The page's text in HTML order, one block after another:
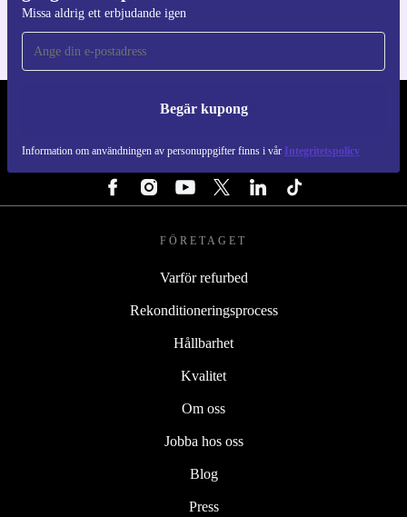
Missa aldrig ett erbjudande igen
Begär kupong
Information om användningen av personuppgifter finns i vår Integritetspolicy
REFURBED SVERIGE - RETHINK NEW.
FÖLJ OSS
FÖRETAGET
Varför refurbed
Rekonditioneringsprocess
Hållbarhet
Kvalitet
Om oss
Jobba hos oss
Blog
Press